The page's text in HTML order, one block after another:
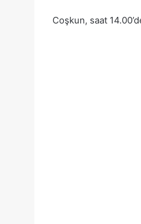
Coşkun, saat